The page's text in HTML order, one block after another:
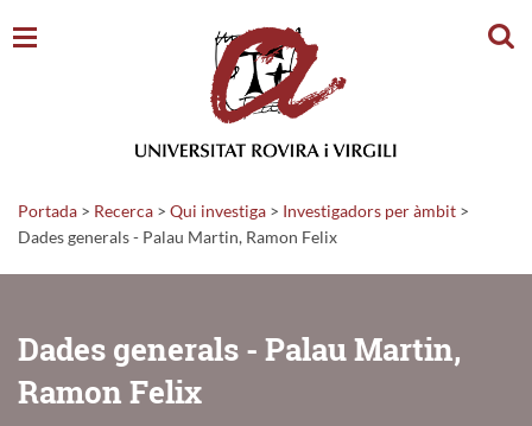
Portada > Recerca > Qui investiga > Investigadors per àmbit >
Dades generals - Palau Martin, Ramon Felix
Dades generals - Palau Martin,
Ramon Felix